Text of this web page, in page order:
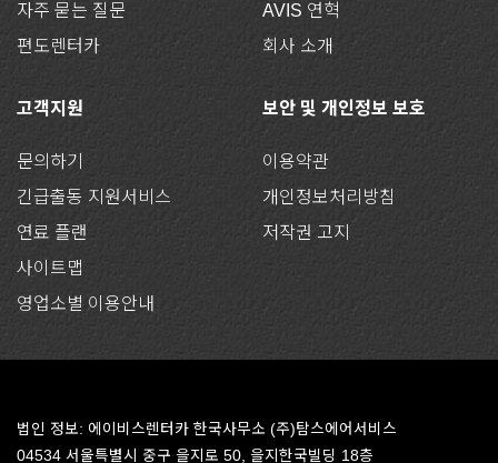
자주 묻는 질문
편도렌터카
AVIS 연혁
회사 소개
고객지원
문의하기
긴급출동 지원서비스
연료 플랜
사이트맵
영업소별 이용안내
보안 및 개인정보 보호
이용약관
개인정보처리방침
저작권 고지
법인 정보: 에이비스렌터카 한국사무소 (주)탐스에어서비스
04534 서울특별시 중구 을지로 50, 을지한국빌딩 18층